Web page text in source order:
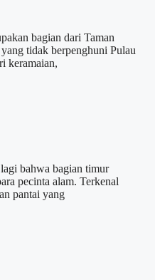
bagian dari Taman
tidak berpenghuni Pulau
keramaian,
bahwa bagian timur
pecinta alam. Terkenal
pantai yang